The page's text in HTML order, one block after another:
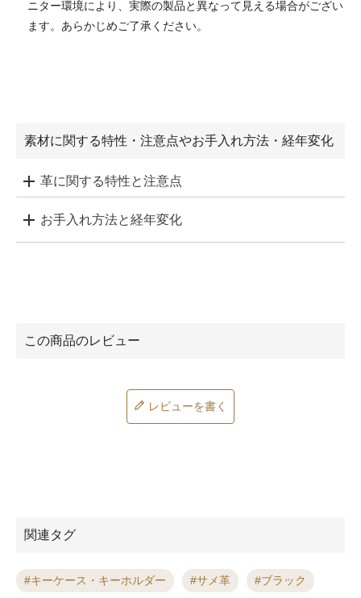
ニター環境により、実際の製品と異なって見える場合がござい
ます。あらかじめご了承ください。
素材に関する特性・注意点やお手入れ方法・経年変化
革に関する特性と注意点
お手入れ方法と経年変化
レビューを書く
関連タグ
キーケース・キーホルダー サメ革 ブラック